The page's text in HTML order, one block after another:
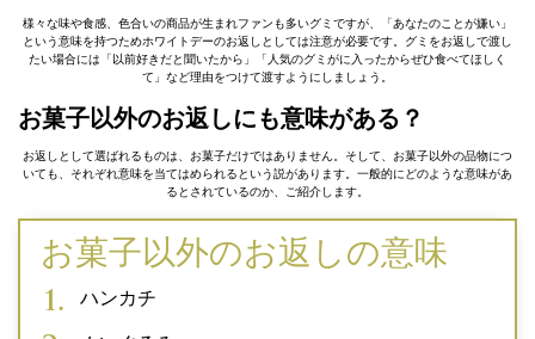
様々な味や食感、色合いの商品が生まれファンも多いグミですが、「あなたのことが嫌い」
という意味を持つためホワイトデーのお返しとしては注意が必要です。グミをお返しで渡し
たい場合には「以前好きだと聞いたから」「人気のグミがに入ったからぜひ食べてほしく
て」など理由をつけて渡すようにしましょう。
お菓子以外のお返しにも意味がある？
お返しとして選ばれるものは、お菓子だけではありません。そして、お菓子以外の品物につ
いても、それぞれ意味を当てはめられるという説があります。一般的にどのような意味があ
るとされているのか、ご紹介します。
お菓子以外のお返しの意味
ハンカチ